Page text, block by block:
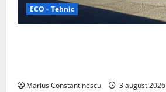
ECO - Tehnic
Marius Constantinescu 3 august 2026